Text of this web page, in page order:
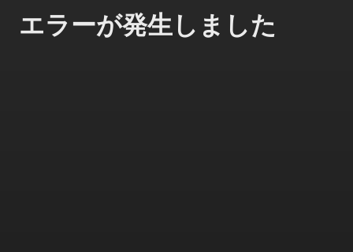
エラーが発生しました